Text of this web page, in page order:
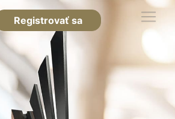
Registrovať sa